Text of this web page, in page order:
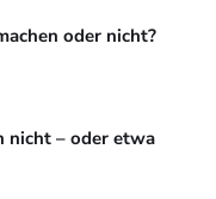
oder nicht?
nicht – oder etwa